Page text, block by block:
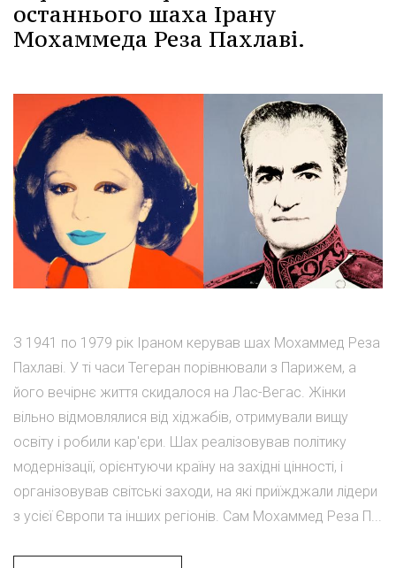
останнього шаха Ірану
Мохаммеда Реза Пахлаві.
З 1941 по 1979 рік Іраном керував шах Мохаммед Реза
Пахлаві. У ті часи Тегеран порівнювали з Парижем, а
його вечірнє життя скидалося на Лас-Вегас. Жінки
вільно відмовлялися від хіджабів, отримували вищу
освіту і робили кар'єри. Шах реалізовував політику
модернізації, орієнтуючи країну на західні цінності, і
організовував світські заходи, на які приїжджали лідери
з усієї Європи та інших регіонів. Сам Мохаммед Реза П...